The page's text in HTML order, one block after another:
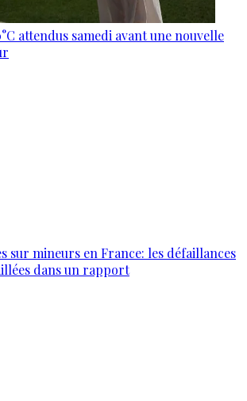
attendus samedi avant une nouvelle
sur mineurs en France: les défaillances
dans un rapport